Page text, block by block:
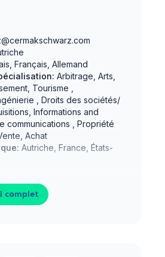
Français, Allemand
Arbitrage, Arts,
Tourisme ,
, Droits des sociétés/
Informations and
communications , Propriété
Achat
Autriche, France, États-
complet